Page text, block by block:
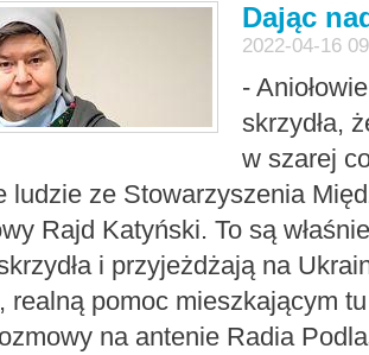
Dając
2022-04-16
-
skrzydła,
w szarej
ludzie ze Stowarzyszenia
Rajd Katyński. To są
i przyjeżdżają na
realną pomoc mieszkającym
na antenie Radia